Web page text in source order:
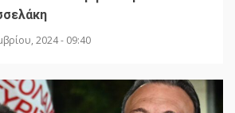
2024 - 09:40